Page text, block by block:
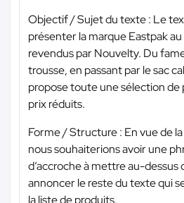
Objectif / Sujet du texte : Le
présenter la marque Eastpak
revendus par Nouvelty. Du
trousse, en passant par le sac
propose toute une sélection de
prix réduits.
Forme / Structure : En vue de
nous souhaiterions avoir une
d’accroche à mettre au-dessus
annoncer le reste du texte qui